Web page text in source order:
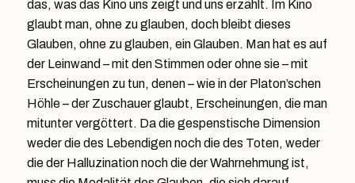
das, was das Kino uns zeigt und uns erzählt. Im Kino
glaubt man, ohne zu glauben, doch bleibt dieses
Glauben, ohne zu glauben, ein Glauben. Man hat es auf
der Leinwand – mit den Stimmen oder ohne sie – mit
Erscheinungen zu tun, denen – wie in der Platon’schen
Höhle – der Zuschauer glaubt, Erscheinungen, die man
mitunter vergöttert. Da die gespenstische Dimension
weder die des Lebendigen noch die des Toten, weder
die der Halluzination noch die der Wahrnehmung ist,